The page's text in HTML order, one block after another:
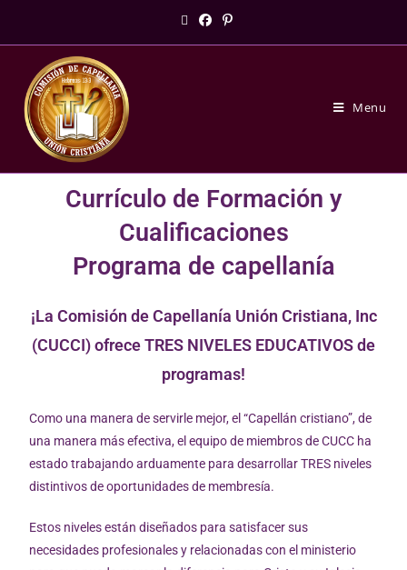
Menu
Currículo de Formación y
Cualificaciones
Programa de capellanía
¡La Comisión de Capellanía Unión Cristiana, Inc
(CUCCI) ofrece TRES NIVELES EDUCATIVOS de
programas!
Como una manera de servirle mejor, el “Capellán cristiano”, de
una manera más efectiva, el equipo de miembros de CUCC ha
estado trabajando arduamente para desarrollar TRES niveles
distintivos de oportunidades de membresía.
Estos niveles están diseñados para satisfacer sus
necesidades profesionales y relacionadas con el ministerio